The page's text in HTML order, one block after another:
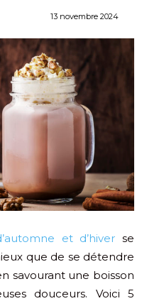
13 novembre 2024
et d’hiver se
que de se détendre
savourant une boisson
douceurs. Voici 5